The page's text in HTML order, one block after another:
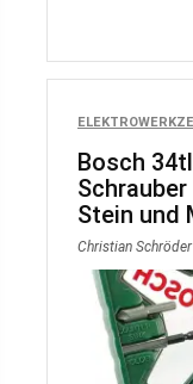
Bosch
Stein und
Christian Schröder